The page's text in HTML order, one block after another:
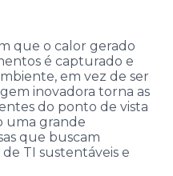
que o calor gerado
é capturado e
em vez de ser
inovadora torna as
do ponto de vista
uma grande
que buscam
TI sustentáveis e